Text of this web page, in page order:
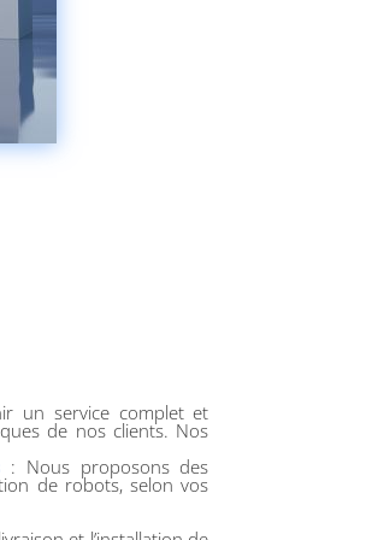
un service complet et
de nos clients. Nos
: Nous proposons des
de robots, selon vos